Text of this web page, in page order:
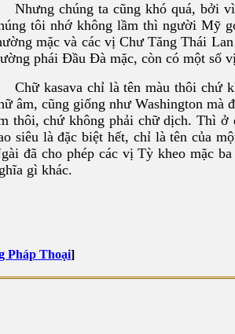
Nhưng chúng ta cũng khó quá, bởi
tôi nhớ không lầm thì người Mỹ
mặc và các vị Chư Tăng Thái
phái Đầu Đà mặc, còn có một số
Chữ kasava chỉ là tên màu thôi chứ
âm, cũng giống như Washington mà
thôi, chứ không phải chữ dịch. Thì ở
siêu là đặc biệt hết, chỉ là tên của
đã cho phép các vị Tỳ kheo mặc
gì khác.
Pháp Thoại]